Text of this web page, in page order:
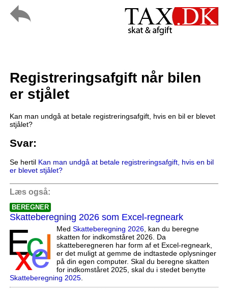
Registreringsafgift når bilen
er stjålet
Kan man undgå at betale registreringsafgift, hvis en bil er blevet
stjålet?
Svar:
Se hertil Kan man undgå at betale registreringsafgift, hvis en bil
er blevet stjålet?
Læs også:
BEREGNER
Skatteberegning 2026 som Excel-regneark
Med Skatteberegning 2026, kan du beregne
skatten for indkomståret 2026. Da
skatteberegneren har form af et Excel-regneark,
er det muligt at gemme de indtastede oplysninger
på din egen computer. Skal du beregne skatten
for indkomståret 2025, skal du i stedet benytte
Skatteberegning 2025.